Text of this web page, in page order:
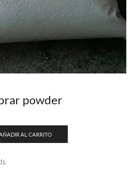
powder
AL CARRITO